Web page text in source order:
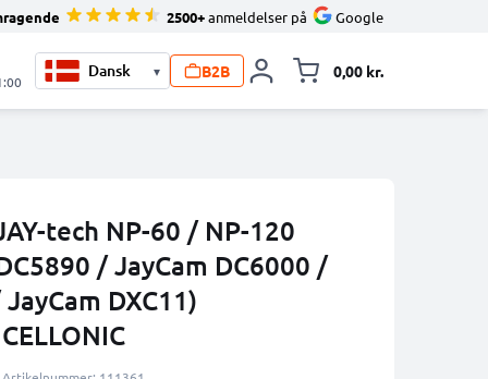
2500+anmeldelser på Google
▾ B2B 0,00 kr.
tech NP-60 / NP-120
/ JayCam DC6000 /
DXC11)